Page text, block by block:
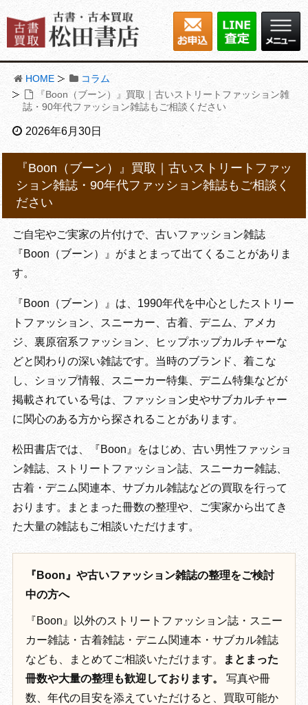
HOME
コラム
『Boon（ブーン）』買取｜古いストリートファッション雑
誌・90年代ファッション雑誌もご相談ください
2026年6月30日
『Boon（ブーン）』買取｜古いストリートファッ
ション雑誌・90年代ファッション雑誌もご相談く
ださい
ご自宅やご実家の片付けで、古いファッション雑誌
『Boon（ブーン）』がまとまって出てくることがありま
す。
『Boon（ブーン）』は、1990年代を中心としたストリー
トファッション、スニーカー、古着、デニム、アメカ
ジ、裏原宿系ファッション、ヒップホップカルチャーな
どと関わりの深い雑誌です。当時のブランド、着こな
し、ショップ情報、スニーカー特集、デニム特集などが
掲載されている号は、ファッション史やサブカルチャー
に関心のある方から探されることがあります。
松田書店では、『Boon』をはじめ、古い男性ファッショ
ン雑誌、ストリートファッション誌、スニーカー雑誌、
古着・デニム関連本、サブカル雑誌などの買取を行って
おります。まとまった冊数の整理や、ご実家から出てき
た大量の雑誌もご相談いただけます。
『Boon』や古いファッション雑誌の整理をご検討
中の方へ
『Boon』以外のストリートファッション誌・スニー
カー雑誌・古着雑誌・デニム関連本・サブカル雑誌
なども、まとめてご相談いただけます。
まとまった
冊数や大量の整理も歓迎しております。
写真や冊
数、年代の目安を添えていただけると、買取可能か